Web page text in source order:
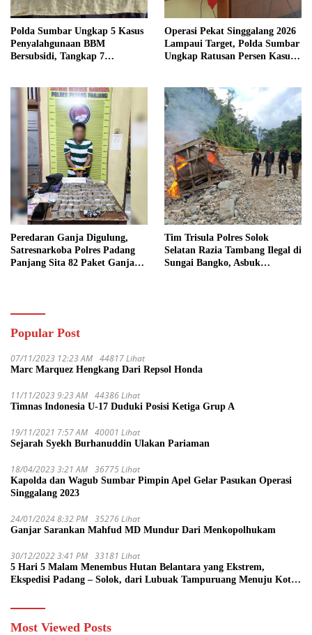
Polda Sumbar Ungkap 5 Kasus
Penyalahgunaan BBM
Bersubsidi, Tangkap 7
Operasi Pekat Singgalang 2026
Lampaui Target, Polda Sumbar
Ungkap Ratusan Persen Kasus
Peredaran Ganja Digulung,
Satresnarkoba Polres Padang
Panjang Sita 82 Paket Ganja
Tim Trisula Polres Solok
Selatan Razia Tambang Ilegal di
Sungai Bangko, Asbuk
Popular Post
07/11/2023 12:23 AM 44817 Lihat
Marc Marquez Hengkang Dari Repsol Honda
11/11/2023 9:23 AM 44386 Lihat
Timnas Indonesia U-17 Duduki Posisi Ketiga Grup A
19/11/2021 7:57 AM 40001 Lihat
Sejarah Syekh Burhanuddin Ulakan Pariaman
18/04/2023 3:21 AM 36775 Lihat
Kapolda dan Wagub Sumbar Pimpin Apel Gelar Pasukan Operasi
Singgalang 2023
24/01/2024 8:32 PM 35276 Lihat
Ganjar Sarankan Mahfud MD Mundur Dari Menkopolhukam
30/12/2022 3:41 PM 33181 Lihat
5 Hari 5 Malam Menembus Hutan Belantara yang Ekstrem,
Ekspedisi Padang – Solok, dari Lubuak Tampuruang Menuju Koto
Most Viewed Posts